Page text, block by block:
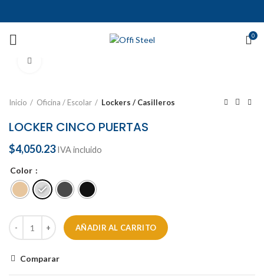
0
Inicio Oficina / Escolar Lockers / Casilleros
LOCKER CINCO PUERTAS
$4,050.23 IVA incluido
Color
AÑADIR AL CARRITO
Comparar